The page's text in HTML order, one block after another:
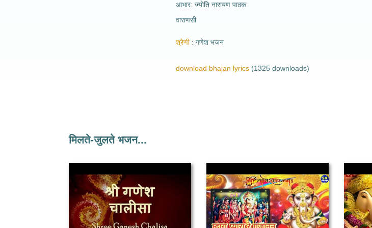
आभार: ज्योति नारायण पाठक
वाराणसी
श्रेणी गणेश भजन
download bhajan lyrics (1325 downloads)
मिलते-जुलते भजन...